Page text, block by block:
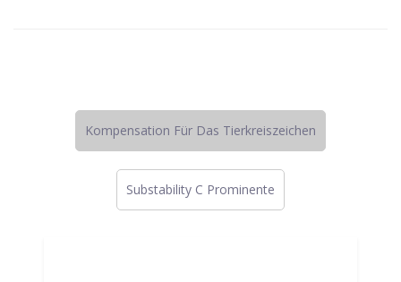
Kompensation Für Das Tierkreiszeichen
Substability C Prominente